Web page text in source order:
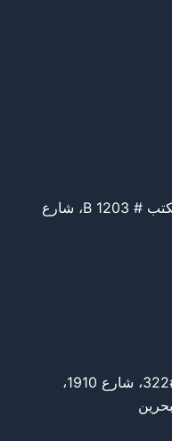
فندق ومكاتب برج بلازا، الطابق 12، مكتب # 1203 B، شارع
برج دار العز، مكتب رقم 135، مبنى #322، شارع 1910،